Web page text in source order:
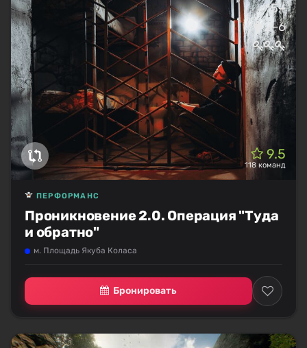
15+
2–6
9.5
118 команд
Проникновение 2.0. Операция "Туда
и обратно"
ПЕРФОРМАНС
м. Площадь Якуба Коласа
Бронировать